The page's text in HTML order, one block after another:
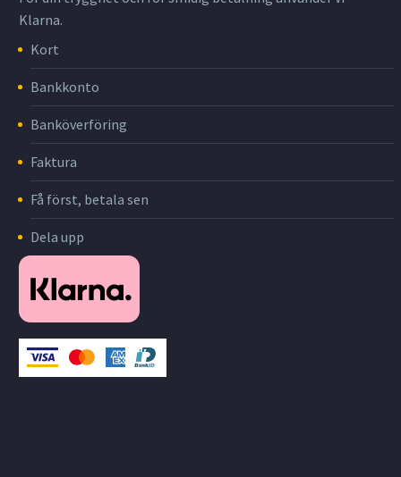
Klarna.
Kort
Bankkonto
Banköverföring
Faktura
Få först, betala sen
Dela upp